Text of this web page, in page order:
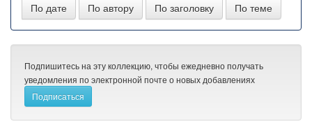
Подпишитесь на эту коллекцию, чтобы ежедневно получать
уведомления по электронной почте о новых добавлениях